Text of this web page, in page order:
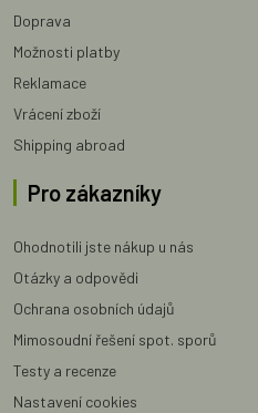
Doprava
Možnosti platby
Reklamace
Vrácení zboží
Shipping abroad
Pro zákazníky
Ohodnotili jste nákup u nás
Otázky a odpovědi
Ochrana osobních údajů
Mimosoudní řešení spot. sporů
Testy a recenze
Nastavení cookies